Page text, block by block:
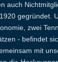
auch
gegründet.
zwei
- befindet
mit